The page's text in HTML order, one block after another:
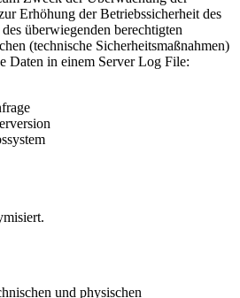
Erhöhung der Betriebssicherheit des
überwiegenden berechtigten
(technische Sicherheitsmaßnahmen)
Daten in einem Server Log File:
und physischen